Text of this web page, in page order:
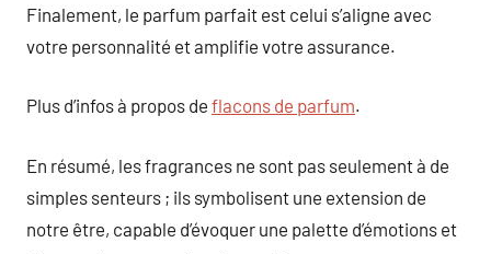
Finalement, le parfum parfait est celui s’aligne avec
votre personnalité et amplifie votre assurance.
Plus d’infos à propos de flacons de parfum.
En résumé, les fragrances ne sont pas seulement à de
simples senteurs ; ils symbolisent une extension de
notre être, capable d’évoquer une palette d’émotions et